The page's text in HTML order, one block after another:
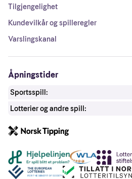
Tilgjengelighet
Kundevilkår og spilleregler
Varslingskanal
Åpningstider
Sportsspill:
Lotterier og andre spill:
Andre lenker